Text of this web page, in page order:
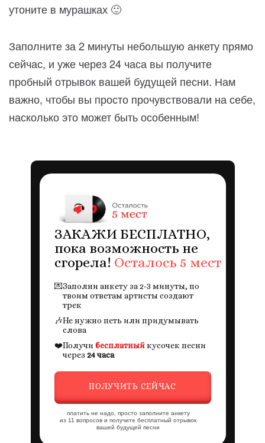
утоните в мурашках 🙂
Заполните за 2 минуты небольшую анкету прямо
сейчас, и уже через 24 часа вы получите
пробный отрывок вашей будущей песни. Нам
важно, чтобы вы просто прочувствовали на себе,
насколько это может быть особенным!
ЗАКАЖИ БЕСПЛАТНО,
пока возможность не
сгорела! Осталось 5 мест
💌Заполни анкету за 2-3 минуты, по
твоим ответам артисты создают
трек
🎶Не нужно петь или придумывать
слова
❤️Получи бесплатныйкусочек песни
через 24 часа
ПОЛУЧИТЬ СЕЙЧАС
платить не надо, просто заполните анкету
из 11 вопросов и получите бесплатный отрывок
вашей будущей песни